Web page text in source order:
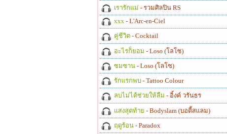
เรารักแม่ - รวมศิลปิน RS
xxx - L'Arc-en-Ciel
คู่ชีวิต - Cocktail
อะไรก็ยอม - Loso (โลโซ)
ซมซาน - Loso (โลโซ)
รักแรกพบ - Tattoo Colour
ลบไม่ได้ช่วยให้ลืม - อิ้งค์ วรันธร
แสงสุดท้าย - Bodyslam (บอดี้สแลม)
ฤดูร้อน - Paradox